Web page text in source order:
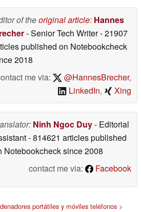
of theoriginal article: Hannes
- Senior Tech Writer- 21907
published on Notebookcheck
2018
me via:
@HannesBrecher,
LinkedIn, Xing
Ninh Ngoc Duy- Editorial
- 814621 articles published
Notebookchecksince 2008
contact me via:
Facebook
portátiles y móviles teléfonos >